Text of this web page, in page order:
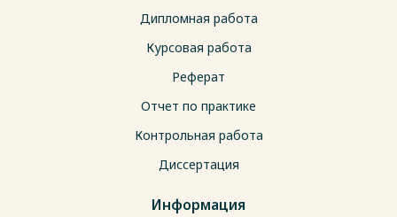
Дипломная работа
Курсовая работа
Реферат
Отчет по практике
Контрольная работа
Диссертация
Информация